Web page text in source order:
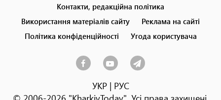
menu
Контакти, редакційна політика
Використання матеріалів сайту
Реклама на сайті
Політика конфіденційності
Угода користувача
УКР| РУС